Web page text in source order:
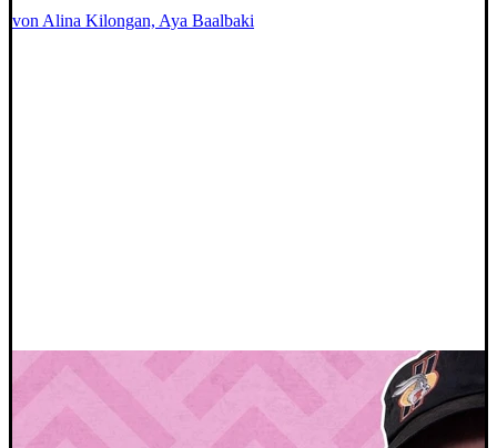
von Alina Kilongan, Aya Baalbaki